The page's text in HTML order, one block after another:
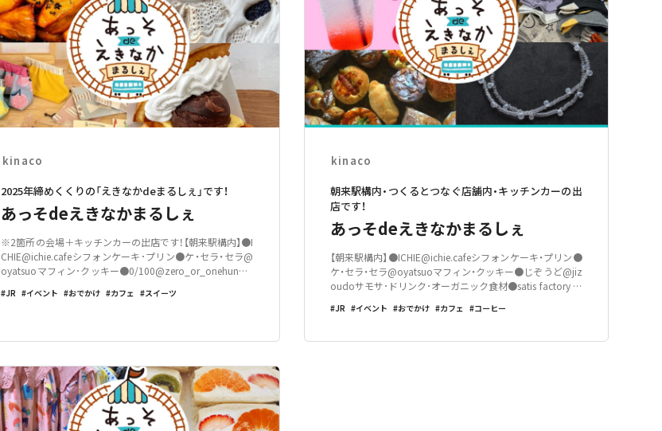
kinaco
2025年締めくくりの「えきなかdeまるしぇ」です！
あっそdeえきなかまるしぇ
※2箇所の会場＋キッチンカーの出店です！【朝来駅構内】●I
CHIE@ichie.cafeシフォンケーキ･プリン●ケ・セラ・セラ@
oyatsuoマフィン･クッキー●0/100@zero_or_onehundre
ハンドメイド小物●t
JR イベント おでかけ カフェ スイーツ
kinaco
朝来駅構内・つくるとつなぐ店舗内・キッチンカーの出
店です！
あっそdeえきなかまるしぇ
【朝来駅構内】●ICHIE@ichie.cafeシフォンケーキ・プリン●
ケ・セラ・セラ@oyatsuoマフィン・クッキー●じぞうど@jiz
oudoサモサ･ドリンク･オーガニック食材●satis factory ＠
6/靴下●
JR イベント おでかけ カフェ コーヒー